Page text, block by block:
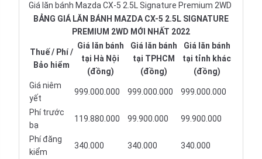
Giá lăn bánh Mazda CX-5 2.5L Signature Premium 2WD
BẢNG GIÁ LĂN BÁNH MAZDA CX-5 2.5L SIGNATURE
PREMIUM 2WD MỚI NHẤT 2022
Thuế / Phí /
Bảo hiểm
Giá lăn bánh
tại Hà Nội
(đồng)
Giá lăn bánh
tại TPHCM
(đồng)
Giá lăn bánh
tại tỉnh khác
(đồng)
Giá niêm
yết
999.000.000 999.000.000 999.000.000
Phí trước
bạ
119.880.000 99.900.000 99.900.000
Phí đăng
kiểm
340.000 340.000 340.000